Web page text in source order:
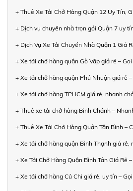
+ Thuê Xe Tải Chở Hàng Quận 12 Uy Tín,
+ Dịch vụ chuyển nhà trọn gói Quận 7 uy
+ Dịch Vụ Xe Tải Chuyển Nhà Quận 1 Giá
+ Xe tải chở hàng quận Gò Vấp giá rẻ –
+ Xe tải chở hàng quận Phú Nhuận giá rẻ
+ Xe tải chở hàng TPHCM giá rẻ, nhanh
+ Thuê xe tải chở hàng Bình Chánh –
+ Thuê Xe Tải Chở Hàng Quận Tân Bình –
+ Xe tải chở hàng quận Bình Thạnh giá rẻ,
+ Xe Tải Chở Hàng Quận Bình Tân Giá Rẻ
+ Xe tải chở hàng Củ Chi giá rẻ, uy tín –